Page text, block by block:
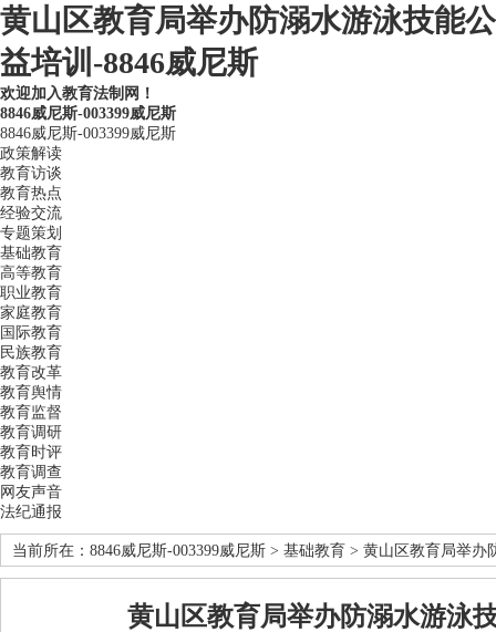
黄山区教育局举办防溺水游泳技能公
益培训-8846威尼斯
欢迎加入教育法制网！
8846威尼斯-003399威尼斯
8846威尼斯-003399威尼斯
政策解读
教育访谈
教育热点
经验交流
专题策划
基础教育
高等教育
职业教育
家庭教育
国际教育
民族教育
教育改革
教育舆情
教育监督
教育调研
教育时评
教育调查
网友声音
法纪通报
当前所在： 8846威尼斯-003399威尼斯 > 基础教育 > 黄山区教育局举办
黄山区教育局举办防溺水游泳